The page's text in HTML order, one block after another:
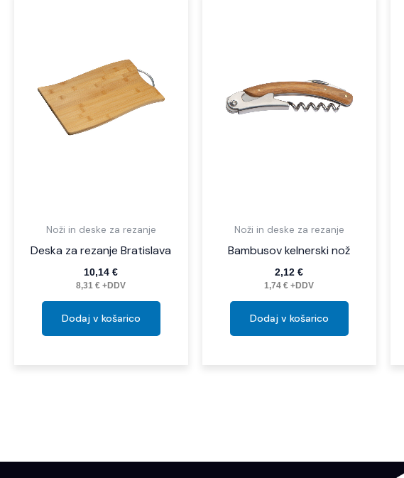
Noži in deske za rezanje
Deska za rezanje Bratislava
10,14€
8,31€ +DDV
Dodaj v košarico
Noži in deske za rezanje
Bambusov kelnerski nož
2,12€
1,74€ +DDV
Dodaj v košarico